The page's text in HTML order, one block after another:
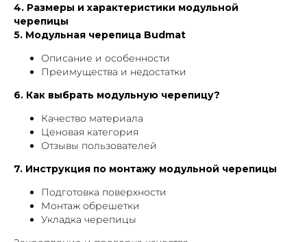
4. Размеры и характеристики модульной
черепицы
5. Модульная черепица Budmat
Описание и особенности
Преимущества и недостатки
6. Как выбрать модульную черепицу?
Качество материала
Ценовая категория
Отзывы пользователей
7. Инструкция по монтажу модульной черепицы
Подготовка поверхности
Монтаж обрешетки
Укладка черепицы